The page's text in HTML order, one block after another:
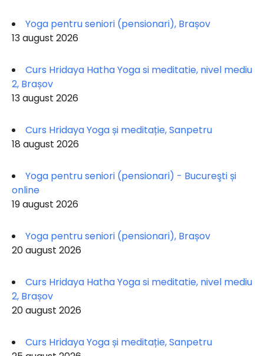
Yoga pentru seniori (pensionari), Brașov
13 august 2026
Curs Hridaya Hatha Yoga si meditatie, nivel mediu
2, Brașov
13 august 2026
Curs Hridaya Yoga și meditație, Sanpetru
18 august 2026
Yoga pentru seniori (pensionari) - Bucureşti și
online
19 august 2026
Yoga pentru seniori (pensionari), Brașov
20 august 2026
Curs Hridaya Hatha Yoga si meditatie, nivel mediu
2, Brașov
20 august 2026
Curs Hridaya Yoga și meditație, Sanpetru